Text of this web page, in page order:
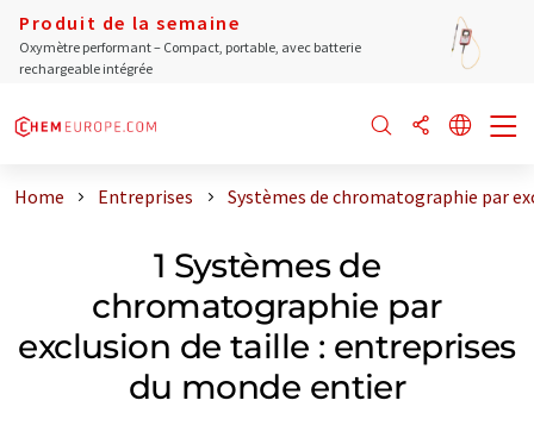
Produit de la semaine
Oxymètre performant – Compact, portable, avec batterie
rechargeable intégrée
Home Entreprises Systèmes de chromatographie par
1 Systèmes de
chromatographie par
exclusion de taille : entreprises
du monde entier